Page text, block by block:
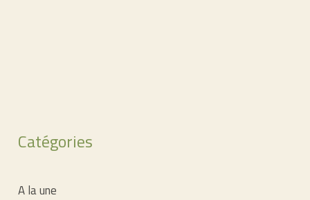
Catégories
A la une